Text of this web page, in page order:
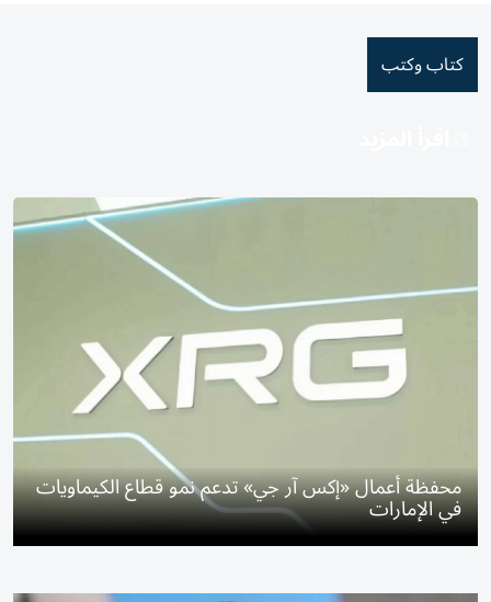
كتاب وكتب
محفظة أعمال «إكس آر جي» تدعم نمو قطاع الكيماويات
في الإمارات